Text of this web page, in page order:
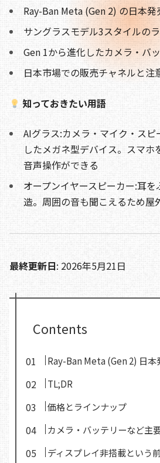
e
b
o
o
k
s
Ray-Ban Meta (Gen 2) の日本
サングラスモデル3スタイルの
Gen 1から進化したカメラ・バ
日本市場での販売チャネルと注
知っておきたい用語
AIグラス:カメラ・マイク・ス
したメガネ型デバイス。スマホ
音声操作ができる
オープンイヤースピーカー:耳
造。周囲の音も聞こえるため屋
最終更新日: 2026年5月21日
Contents
Ray-Ban Meta (Gen 2) 日本
TL;DR
価格とラインナップ
カメラ・バッテリーなど主
ディスプレイ非搭載という